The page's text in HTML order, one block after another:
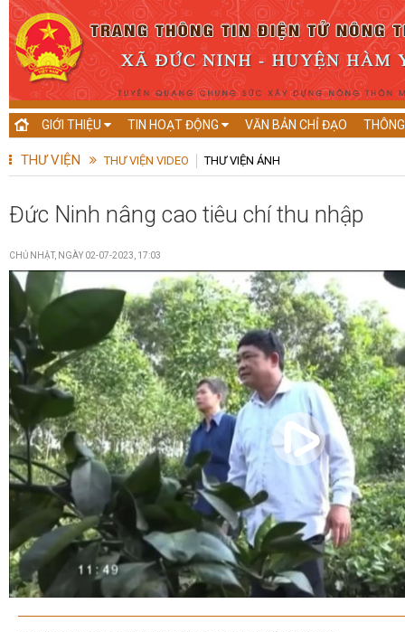
GIỚI THIỆU TIN HOẠT ĐỘNG VĂN BẢN CHỈ ĐẠO
THƯ VIỆN THƯ VIỆN VIDEO THƯ VIỆN ẢNH
Đức Ninh nâng cao tiêu chí thu nhập
CHỦ NHẬT, NGÀY 02-07-2023, 17:03